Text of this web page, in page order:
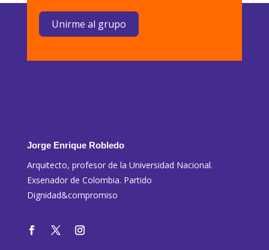
Unirme al grupo
Jorge Enrique Robledo
Arquitecto, profesor de la Universidad Nacional.
Exsenador de Colombia. Partido
Dignidad&compromiso